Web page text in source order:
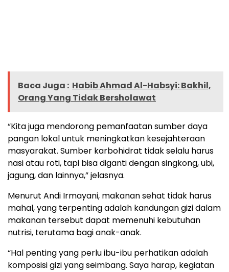
Baca Juga : Habib Ahmad Al-Habsyi: Bakhil,
Orang Yang Tidak Bersholawat
“Kita juga mendorong pemanfaatan sumber daya
pangan lokal untuk meningkatkan kesejahteraan
masyarakat. Sumber karbohidrat tidak selalu harus
nasi atau roti, tapi bisa diganti dengan singkong, ubi,
jagung, dan lainnya,” jelasnya.
Menurut Andi Irmayani, makanan sehat tidak harus
mahal, yang terpenting adalah kandungan gizi dalam
makanan tersebut dapat memenuhi kebutuhan
nutrisi, terutama bagi anak-anak.
“Hal penting yang perlu ibu-ibu perhatikan adalah
komposisi gizi yang seimbang. Saya harap, kegiatan